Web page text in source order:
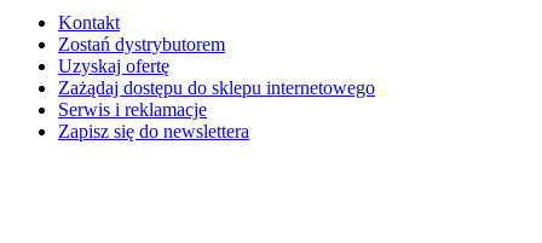
Kontakt
Zostań dystrybutorem
Uzyskaj ofertę
Zażądaj dostępu do sklepu internetowego
Serwis i reklamacje
Zapisz się do newslettera